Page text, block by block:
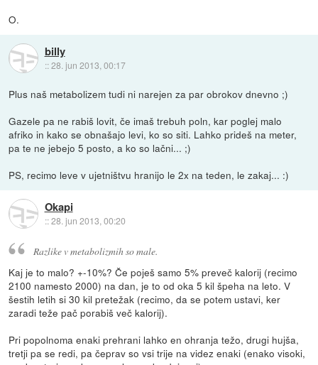
O.
billy
::28. jun 2013, 00:17
Plus naš metabolizem tudi ni narejen za par obrokov dnevno ;)
Gazele pa ne rabiš lovit, če imaš trebuh poln, kar poglej malo
afriko in kako se obnašajo levi, ko so siti. Lahko prideš na meter,
pa te ne jebejo 5 posto, a ko so lačni... ;)
PS, recimo leve v ujetništvu hranijo le 2x na teden, le zakaj... :)
Okapi
::28. jun 2013, 00:20
Razlike v metabolizmih so male.
Kaj je to malo? +-10%? Če poješ samo 5% preveč kalorij (recimo
2100 namesto 2000) na dan, je to od oka 5 kil špeha na leto. V
šestih letih si 30 kil pretežak (recimo, da se potem ustavi, ker
zaradi teže pač porabiš več kalorij).
Pri popolnoma enaki prehrani lahko en ohranja težo, drugi hujša,
tretji pa se redi, pa čeprav so vsi trije na videz enaki (enako visoki,